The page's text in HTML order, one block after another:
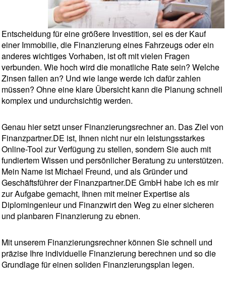
Entscheidung für eine größere Investition, sei es der Kauf
einer Immobilie, die Finanzierung eines Fahrzeugs oder ein
anderes wichtiges Vorhaben, ist oft mit vielen Fragen
verbunden. Wie hoch wird die monatliche Rate sein? Welche
Zinsen fallen an? Und wie lange werde ich dafür zahlen
müssen? Ohne eine klare Übersicht kann die Planung schnell
komplex und undurchsichtig werden.
Genau hier setzt unser Finanzierungsrechner an. Das Ziel von
Finanzpartner.DE ist, Ihnen nicht nur ein leistungsstarkes
Online-Tool zur Verfügung zu stellen, sondern Sie auch mit
fundiertem Wissen und persönlicher Beratung zu unterstützen.
Mein Name ist Michael Freund, und als Gründer und
Geschäftsführer der Finanzpartner.DE GmbH habe ich es mir
zur Aufgabe gemacht, Ihnen mit meiner Expertise als
Diplomingenieur und Finanzwirt den Weg zu einer sicheren
und planbaren Finanzierung zu ebnen.
Mit unserem Finanzierungsrechner können Sie schnell und
präzise Ihre individuelle Finanzierung berechnen und so die
Grundlage für einen soliden Finanzierungsplan legen.